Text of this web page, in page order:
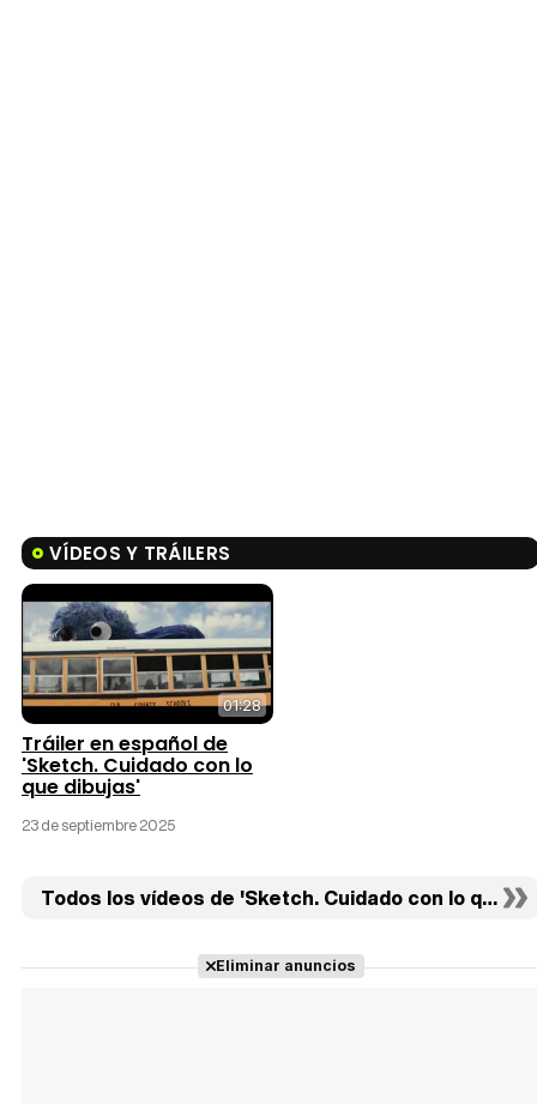
VÍDEOS Y TRÁILERS
01:28
Tráiler en español de
'Sketch. Cuidado con lo
que dibujas'
23 de septiembre 2025
Todos los vídeos de 'Sketch. Cuidado con lo que
Eliminar anuncios